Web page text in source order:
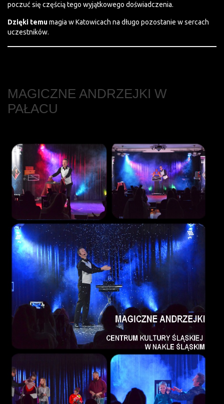
poczuć się częścią tego wyjątkowego doświadczenia.
Dzięki temumagia w Katowicach na długo pozostanie w sercach
uczestników.
MAGICZNE ANDRZEJKI W
PAŁACU